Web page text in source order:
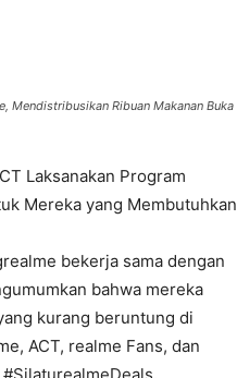
Mendistribusikan Ribuan Makanan Buka
Laksanakan Program
Mereka yang Membutuhkan
bekerja sama dengan
bahwa mereka
kurang beruntung di
ACT, realme Fans, dan